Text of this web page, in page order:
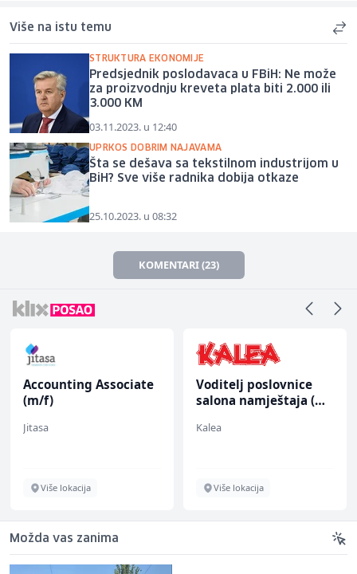
Više na istu temu
STRUKTURA EKONOMIJE
Predsjednik poslodavaca u FBiH: Ne može
za proizvodnju kreveta plata biti 2.000 ili
3.000 KM
03.11.2023. u 12:40
UPRKOS DOBRIM NAJAVAMA
Šta se dešava sa tekstilnom industrijom u
BiH? Sve više radnika dobija otkaze
25.10.2023. u 08:32
KOMENTARI (23)
Accounting Associate
(m/f)
Jitasa
Više lokacija
Voditelj poslovnice
salona namještaja (m/
Kalea
Više lokacija
Možda vas zanima